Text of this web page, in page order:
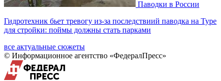
Паводки в России
Гидротехник бьет тревогу из-за последствиий паводка на Туре
для стройки: поймы должны стать парками
все актуальные сюжеты
© Информационное агентство «ФедералПресс»